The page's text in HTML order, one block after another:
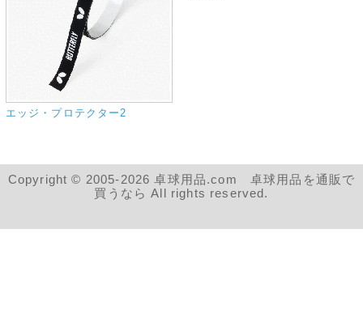
エッジ・プロテクター2
Copyright © 2005-2026 卓球用品.com 卓球用品を通販で
買うなら All rights reserved.